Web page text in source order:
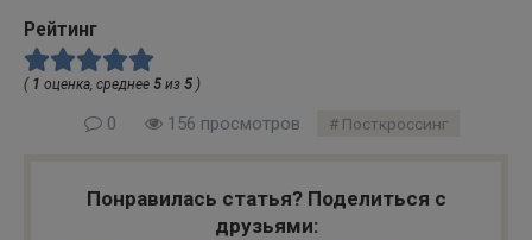
Рейтинг
( 1 оценка, среднее 5 из 5 )
0 156 просмотров Посткроссинг
Понравилась статья? Поделиться с
друзьями: